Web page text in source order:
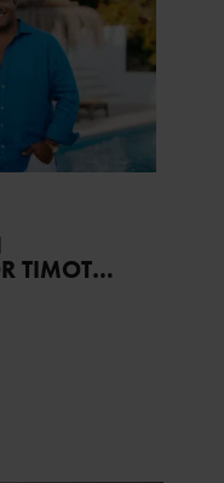
TIMOTHY